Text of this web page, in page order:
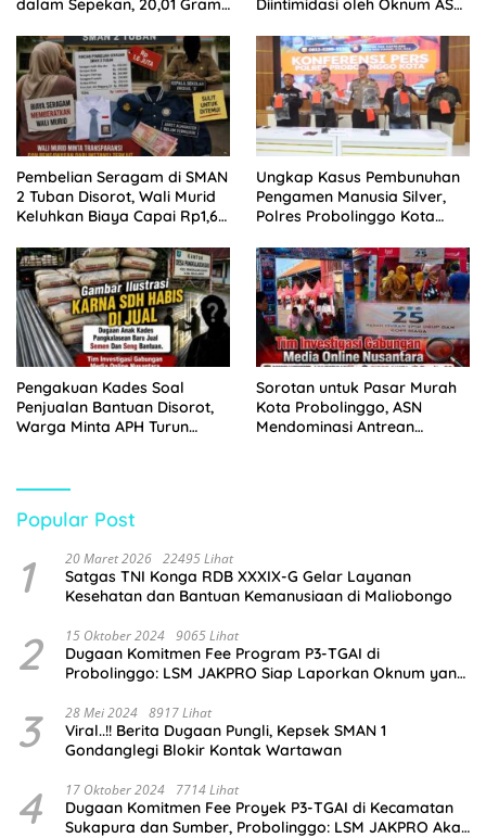
dalam Sepekan, 20,01 Gram
Diintimidasi oleh Oknum ASN
Tempuh Jalur Hukum
Pembelian Seragam di SMAN
2 Tuban Disorot, Wali Murid
Keluhkan Biaya Capai Rp1,6
Ungkap Kasus Pembunuhan
Pengamen Manusia Silver,
Polres Probolinggo Kota
Pengakuan Kades Soal
Penjualan Bantuan Disorot,
Warga Minta APH Turun
Sorotan untuk Pasar Murah
Kota Probolinggo, ASN
Mendominasi Antrean
Popular Post
1 20 Maret 2026 22495 Lihat
Satgas TNI Konga RDB XXXIX-G Gelar Layanan
Kesehatan dan Bantuan Kemanusiaan di Maliobongo
2 15 Oktober 2024 9065 Lihat
Dugaan Komitmen Fee Program P3-TGAI di
Probolinggo: LSM JAKPRO Siap Laporkan Oknum yang
3 28 Mei 2024 8917 Lihat
Viral..!! Berita Dugaan Pungli, Kepsek SMAN 1
Gondanglegi Blokir Kontak Wartawan
4 17 Oktober 2024 7714 Lihat
Dugaan Komitmen Fee Proyek P3-TGAI di Kecamatan
Sukapura dan Sumber, Probolinggo: LSM JAKPRO Akan